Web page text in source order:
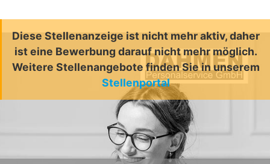
Diese Stellenanzeige ist nicht mehr aktiv, daher
ist eine Bewerbung darauf nicht mehr möglich.
Weitere Stellenangebote finden Sie in unserem
Stellenportal